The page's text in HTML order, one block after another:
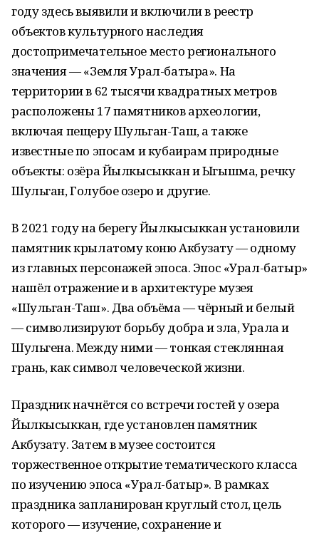
году здесь выявили и включили в реестр
объектов культурного наследия
достопримечательное место регионального
значения — «Земля Урал-батыра». На
территории в 62 тысячи квадратных метров
расположены 17 памятников археологии,
включая пещеру Шульган-Таш, а также
известные по эпосам и кубаирам природные
объекты: озёра Йылкысыккан и Ыгышма, речку
Шульган, Голубое озеро и другие.
В 2021 году на берегу Йылкысыккан установили
памятник крылатому коню Акбузату — одному
из главных персонажей эпоса. Эпос «Урал-батыр»
нашёл отражение и в архитектуре музея
«Шульган-Таш». Два объёма — чёрный и белый
— символизируют борьбу добра и зла, Урала и
Шульгена. Между ними — тонкая стеклянная
грань, как символ человеческой жизни.
Праздник начнётся со встречи гостей у озера
Йылкысыккан, где установлен памятник
Акбузату. Затем в музее состоится
торжественное открытие тематического класса
по изучению эпоса «Урал-батыр». В рамках
праздника запланирован круглый стол, цель
которого — изучение, сохранение и